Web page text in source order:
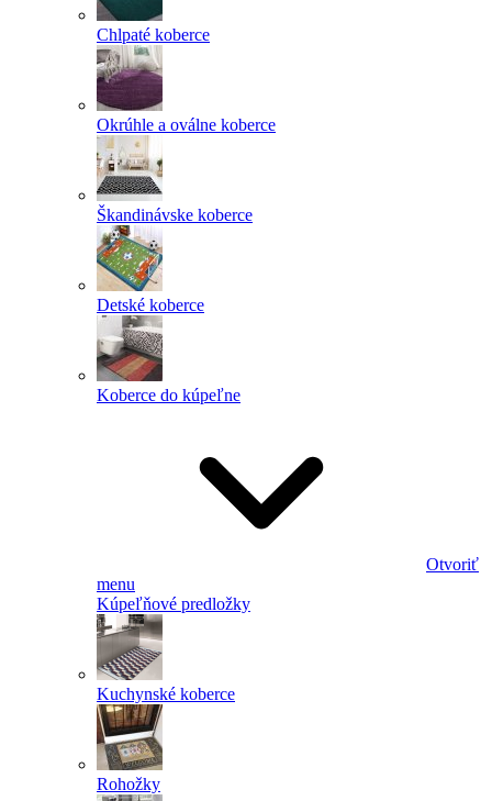
Chlpaté koberce
Okrúhle a oválne koberce
Škandinávske koberce
Detské koberce
Koberce do kúpeľne
Otvoriť
menu
Kúpeľňové predložky
Kuchynské koberce
Rohožky